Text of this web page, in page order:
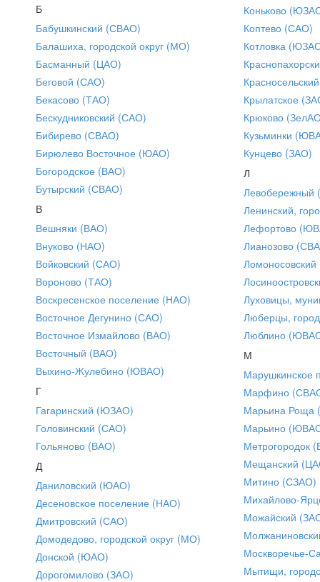
Б
Бабушкинский (СВАО)
Балашиха, городской округ (МО)
Басманный (ЦАО)
Беговой (САО)
Бекасово (ТАО)
Бескудниковский (САО)
Бибирево (СВАО)
Бирюлево Восточное (ЮАО)
Богородское (ВАО)
Бутырский (СВАО)
В
Вешняки (ВАО)
Внуково (НАО)
Войковский (САО)
Вороново (ТАО)
Воскресенское поселение (НАО)
Восточное Дегунино (САО)
Восточное Измайлово (ВАО)
Восточный (ВАО)
Выхино-Жулебино (ЮВАО)
Г
Гагаринский (ЮЗАО)
Головинский (САО)
Гольяново (ВАО)
Д
Даниловский (ЮАО)
Десеновское поселение (НАО)
Дмитровский (САО)
Домодедово, городской округ (МО)
Донской (ЮАО)
Дорогомилово (ЗАО)
Коньково
Коптево (САО)
Котловка
Крылатское
Крюково
Кузьминки
Кунцево (ЗАО)
Л
Ленинский,
Лефортово
Лианозово
Луховицы,
Люберцы,
Люблино
М
Марушкинское
Марфино
Марьина Роща
Марьино
Метрогородок
Мещанский
Митино (СЗАО)
Михайлово-
Можайский
Москворечье-
Мытищи,